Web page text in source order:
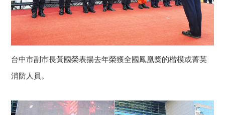
台中市副市長黃國榮表揚去年榮獲全國鳳凰獎的楷模或菁英
消防人員。